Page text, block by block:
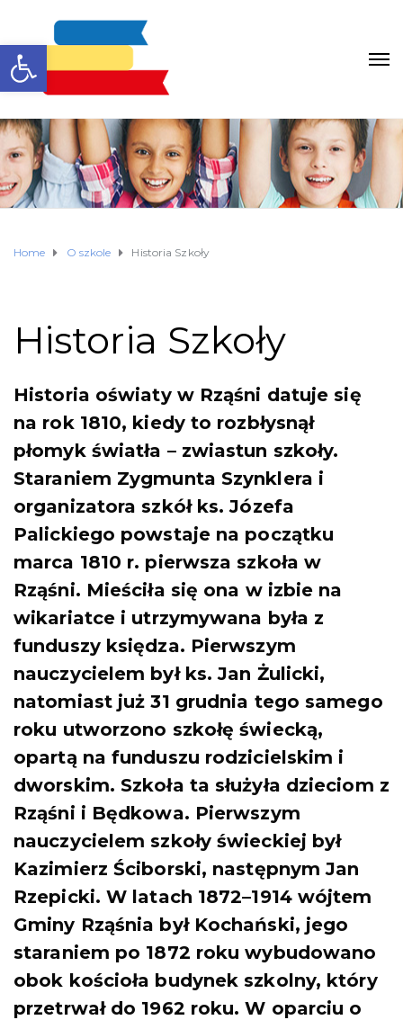
Otwórz pasek narzędzi
Home O szkole Historia Szkoły
Historia Szkoły
Historia oświaty w Rząśni datuje się
na rok 1810, kiedy to rozbłysnął
płomyk światła – zwiastun szkoły.
Staraniem Zygmunta Szynklera i
organizatora szkół ks. Józefa
Palickiego powstaje na początku
marca 1810 r. pierwsza szkoła w
Rząśni. Mieściła się ona w izbie na
wikariatce i utrzymywana była z
funduszy księdza. Pierwszym
nauczycielem był ks. Jan Żulicki,
natomiast już 31 grudnia tego samego
roku utworzono szkołę świecką,
opartą na funduszu rodzicielskim i
dworskim. Szkoła ta służyła dzieciom z
Rząśni i Będkowa. Pierwszym
nauczycielem szkoły świeckiej był
Kazimierz Ściborski, następnym Jan
Rzepicki. W latach 1872–1914 wójtem
Gminy Rząśnia był Kochański, jego
staraniem po 1872 roku wybudowano
obok kościoła budynek szkolny, który
przetrwał do 1962 roku. W oparciu o